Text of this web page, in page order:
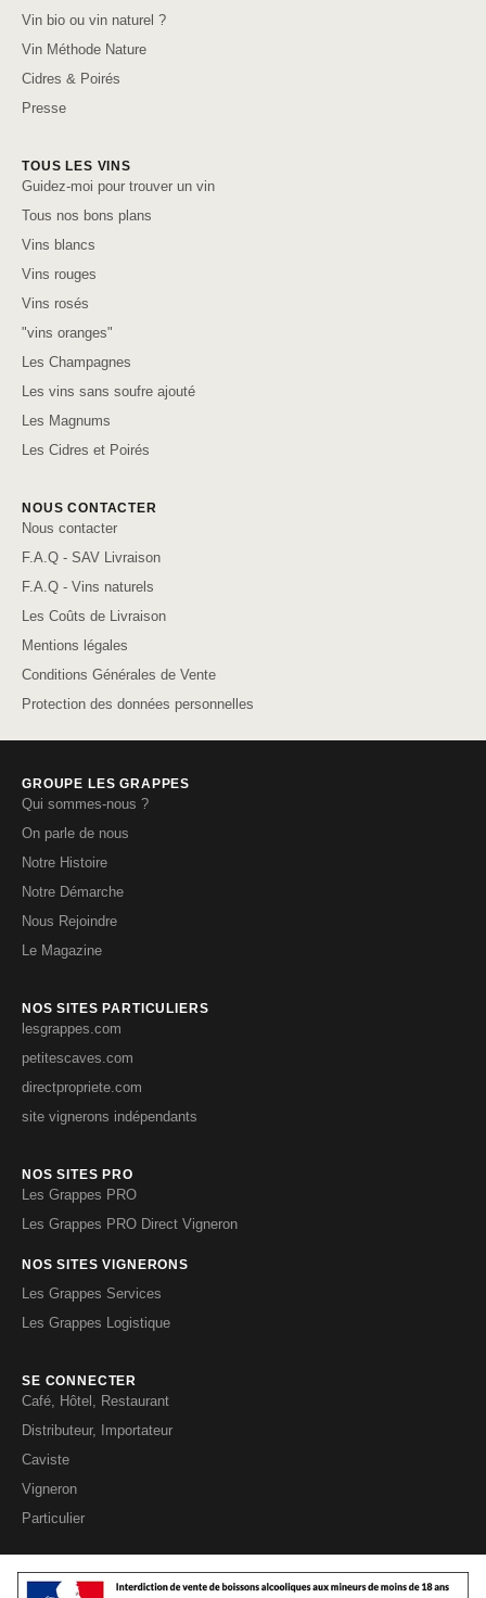
Vin bio ou vin naturel ?
Vin Méthode Nature
Cidres & Poirés
Presse
TOUS LES VINS
Guidez-moi pour trouver un vin
Tous nos bons plans
Vins blancs
Vins rouges
Vins rosés
"vins oranges"
Les Champagnes
Les vins sans soufre ajouté
Les Magnums
Les Cidres et Poirés
NOUS CONTACTER
Nous contacter
F.A.Q - SAV Livraison
F.A.Q - Vins naturels
Les Coûts de Livraison
Mentions légales
Conditions Générales de Vente
Protection des données personnelles
GROUPE LES GRAPPES
Qui sommes-nous ?
On parle de nous
Notre Histoire
Notre Démarche
Nous Rejoindre
Le Magazine
NOS SITES PARTICULIERS
lesgrappes.com
petitescaves.com
directpropriete.com
site vignerons indépendants
NOS SITES PRO
Les Grappes PRO
Les Grappes PRO Direct Vigneron
NOS SITES VIGNERONS
Les Grappes Services
Les Grappes Logistique
SE CONNECTER
Café, Hôtel, Restaurant
Distributeur, Importateur
Caviste
Vigneron
Particulier